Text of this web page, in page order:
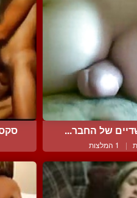
של החבר...
| 1 המלצות